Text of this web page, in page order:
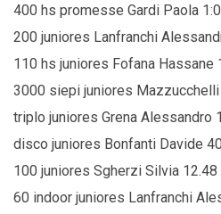
400 hs promesse Gardi Paola
200 juniores Lanfranchi
110 hs juniores Fofana Hassane
3000 siepi juniores
triplo juniores Grena Alessandro
disco juniores Bonfanti Davide
100 juniores Sgherzi Silvia 12.48
60 indoor juniores Lanfranchi